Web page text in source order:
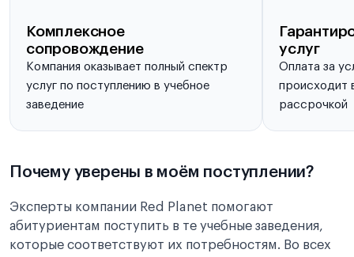
Комплексное
сопровождение
Компания оказывает полный спектр
услуг по поступлению в учебное
заведение
услуг
Оплата за
происходит
рассрочкой
Почему уверены в моём поступлении?
Эксперты компании Red Planet помогают
абитуриентам поступить в те учебные заведения,
которые соответствуют их потребностям. Во всех